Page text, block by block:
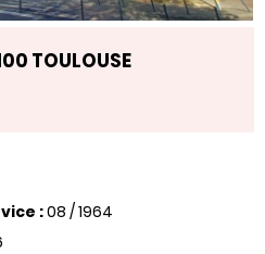
TOULOUSE
:08 / 1964